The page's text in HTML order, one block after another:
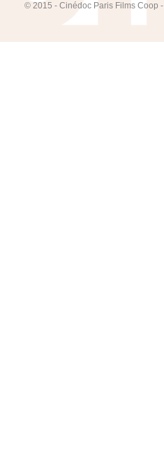
© 2015 - Cinédoc Paris Films Coop -